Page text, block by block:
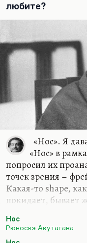
любите?
«Нос». Я
«Нос» в
попросил их
точек зрения –
Какая-то shape,
покидает, бывает
Акутагавы,
мальчик, ему
Нос
Рюноскэ Акутагава